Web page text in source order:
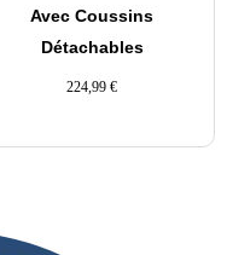
Avec Coussins
Détachables
224,99 €